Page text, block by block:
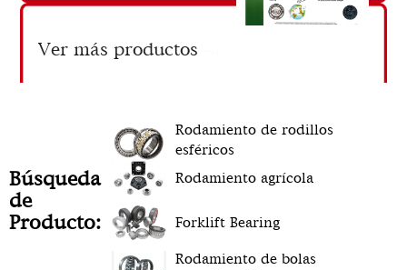
Ver más productos
Búsqueda
de
Producto:
Rodamiento de rodillos
esféricos
Rodamiento agrícola
Forklift Bearing
Rodamiento de bolas